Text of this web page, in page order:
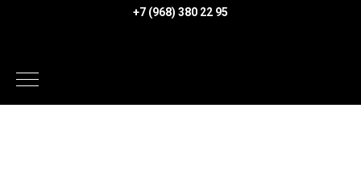
+7 (968) 380 22 95